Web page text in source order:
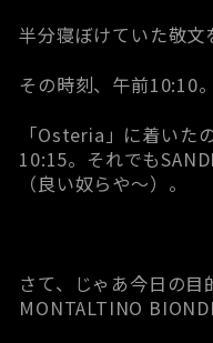
半分寝ぼけていた敬文
その時刻、午前10:10。
「Osteria」に着いた
10:15。それでも
（良い奴らや～）。
さて、じゃあ今日の
MONTALTINO